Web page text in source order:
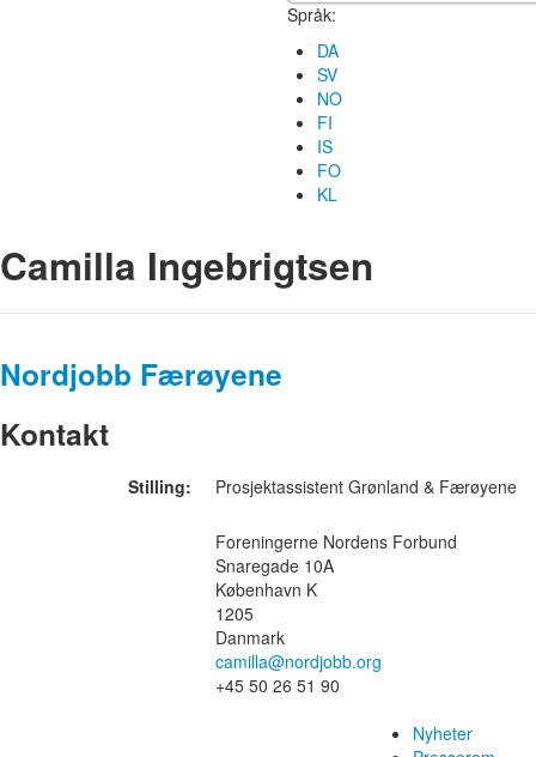
Språk:
DA
SV
NO
FI
IS
FO
KL
Camilla Ingebrigtsen
Nordjobb Færøyene
Kontakt
Stilling: Prosjektassistent Grønland & Færøyene
Foreningerne Nordens Forbund
Snaregade 10A
København K
1205
Danmark
camilla@nordjobb.org
+45 50 26 51 90
Nyheter